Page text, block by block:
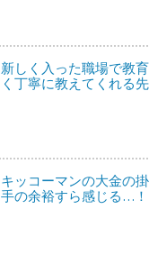
新しく入った職場で教
く丁寧に教えてくれる
キッコーマンの大金の
手の余裕すら感じる…！